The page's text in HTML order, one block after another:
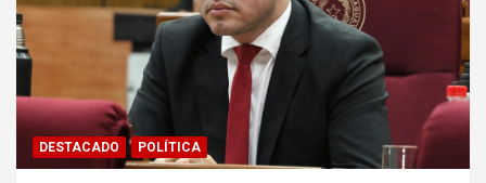
DESTACADO POLÍTICA